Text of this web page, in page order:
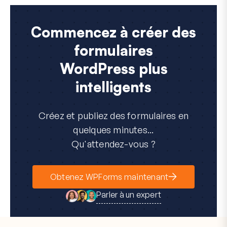
Commencez à créer des
formulaires
WordPress plus
intelligents
Créez et publiez des formulaires en
quelques minutes...
Qu'attendez-vous ?
Obtenez WPForms maintenant
Parler à un expert